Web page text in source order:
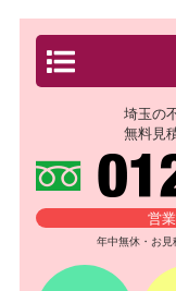
埼玉の
無料見
営
年中無休・お見